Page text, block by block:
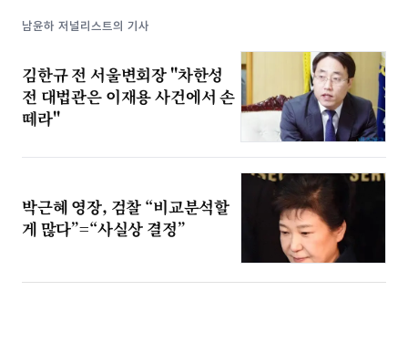
남윤하 저널리스트의 기사
김한규 전 서울변회장 "차한성
전 대법관은 이재용 사건에서 손
떼라"
박근혜 영장, 검찰 “비교분석할
게 많다”=“사실상 결정”